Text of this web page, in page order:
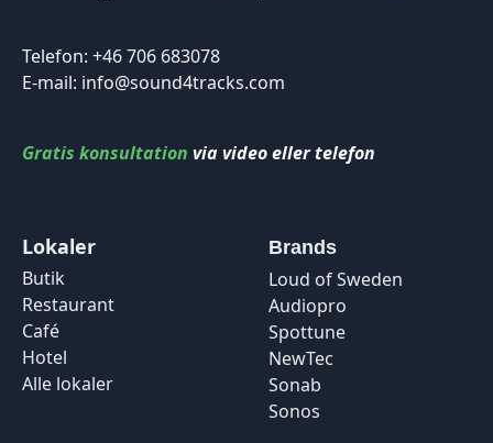
Telefon: +46 706 683078
E-mail: info@sound4tracks.com
Gratis konsultation via video eller telefon
Lokaler
Butik
Restaurant
Café
Hotel
Alle lokaler
Brands
Loud of Sweden
Audiopro
Spottune
NewTec
Sonab
Sonos